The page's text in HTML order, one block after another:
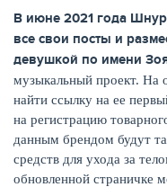
В июне 2021 года Шнур
все свои посты и
девушкой по имени
музыкальный проект. На
найти ссылку на ее
на регистрацию
данным брендом будут
средств для ухода за
обновленной страничке